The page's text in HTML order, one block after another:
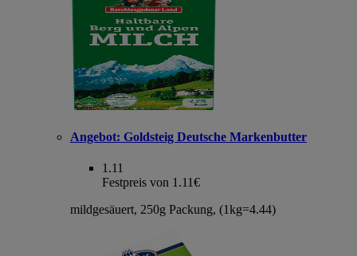
Angebot: Goldsteig Deutsche Markenbutter
1.11
Festpreis von 1.11€
mildgesäuert, 250g Packung, (1kg=4.44)